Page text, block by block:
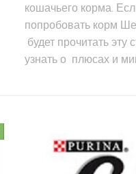
кошачьего корма.
попробовать корм
будет прочитать эту
узнать о плюсах и